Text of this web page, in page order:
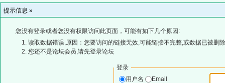
提示信息 »
您没有登录或者您没有权限访问此页面，可能有如下几个原因:
读取数据错误,原因：您要访问的链接无效,可能链接不完整,或数据已被删
您还不是论坛会员,请先登录论坛
登录
用户名
Email